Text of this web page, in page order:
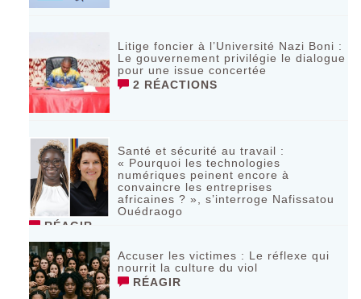
Litige foncier à l’Université Nazi Boni :
Le gouvernement privilégie le dialogue
pour une issue concertée
2 RÉACTIONS
Santé et sécurité au travail :
« Pourquoi les technologies
numériques peinent encore à
convaincre les entreprises
africaines ? », s’interroge Nafissatou
Ouédraogo
RÉAGIR
Accuser les victimes : Le réflexe qui
nourrit la culture du viol
RÉAGIR